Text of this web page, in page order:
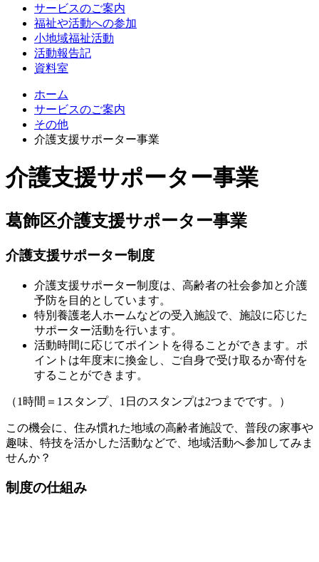
サービスのご案内
福祉や活動への参加
小地域福祉活動
活動報告記
資料室
ホーム
サービスのご案内
その他
介護支援サポーター事業
介護支援サポーター事業
葛飾区介護支援サポーター事業
介護支援サポーター制度
介護支援サポーター制度は、高齢者の社会参加と介護
予防を目的としています。
特別養護老人ホームなどの受入施設で、施設に応じた
サポーター活動を行います。
活動時間に応じてポイントを得ることができます。ポ
イントは年度末に換金し、ご自身で受け取るか寄付を
することができます。
（1時間＝1スタンプ、1日のスタンプは2つまでです。）
この機会に、住み慣れた地域の高齢者施設で、普段の家事や
趣味、特技を活かした活動などで、地域活動へ参加してみま
せんか？
制度の仕組み